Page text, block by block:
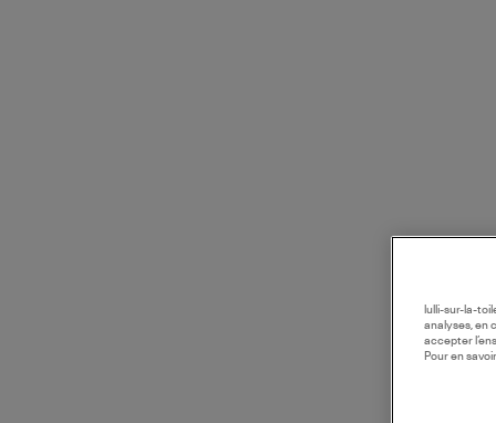
lulli-sur-la-
analyses, en
accepter
Pour en